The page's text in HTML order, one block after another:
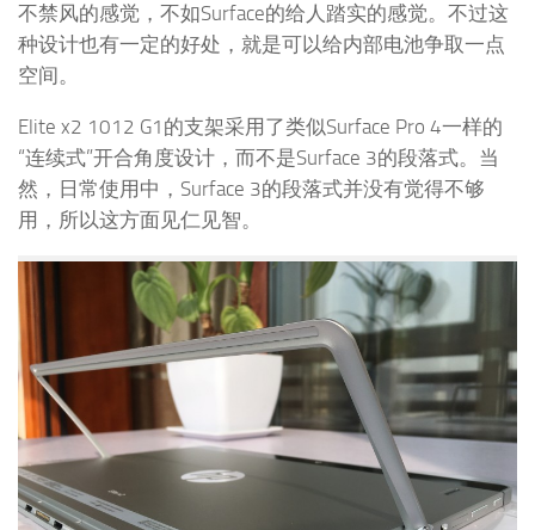
不禁风的感觉，不如Surface的给人踏实的感觉。不过这
种设计也有一定的好处，就是可以给内部电池争取一点
空间。
Elite x2 1012 G1的支架采用了类似Surface Pro 4一样的
“连续式”开合角度设计，而不是Surface 3的段落式。当
然，日常使用中，Surface 3的段落式并没有觉得不够
用，所以这方面见仁见智。